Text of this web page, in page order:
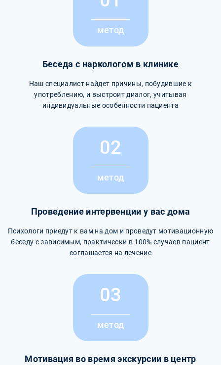
метод
Беседа с наркологом в клинике
Наш специалист найдет причины, побудившие к
употреблению, и выстроит диалог, учитывая
индивидуальные особенности пациента
02
метод
Проведение интервенции у вас дома
Психологи приедут к вам на дом и проведут мотивационную
беседу с зависимым, практически в 100% случаев пациент
соглашается на лечение
03
метод
Мотивация во время экскурсии в центр